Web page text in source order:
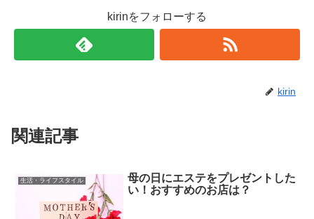
kirinをフォローする
kirin
関連記事
生活・ライフスタイル
母の日にエステをプレゼントした
い！おすすめのお店は？